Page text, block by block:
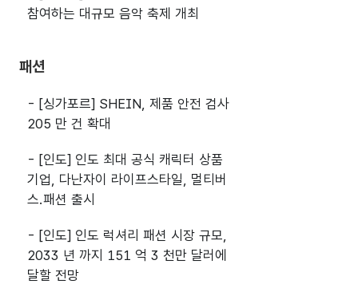
참여하는 대규모 음악 축제 개최
패션
- [싱가포르] SHEIN, 제품 안전 검사
205 만 건 확대
- [인도] 인도 최대 공식 캐릭터 상품
기업, 다난자이 라이프스타일, 멀티버
스.패션 출시
- [인도] 인도 럭셔리 패션 시장 규모,
2033 년 까지 151 억 3 천만 달러에
달할 전망